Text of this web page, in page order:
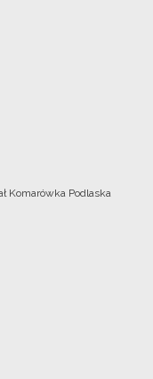
Komarówka Podlaska